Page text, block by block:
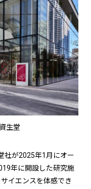
生堂
社が2025年1月にオー
年に開設した研究施
イエンスを体感でき